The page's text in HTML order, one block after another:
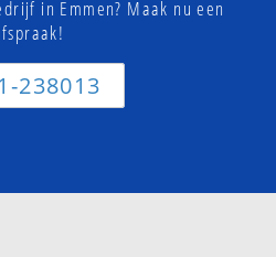
in Emmen? Maak nu een
238013